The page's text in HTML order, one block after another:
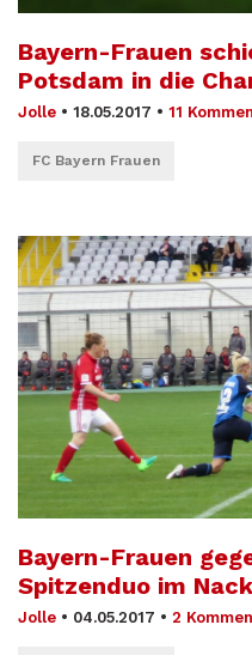
Bayern-Frauen
Potsdam in die
Jolle • 18.05.2017 • 11
FC Bayern Frauen
Bayern-Frauen
Spitzenduo im
Jolle • 04.05.2017 • 2